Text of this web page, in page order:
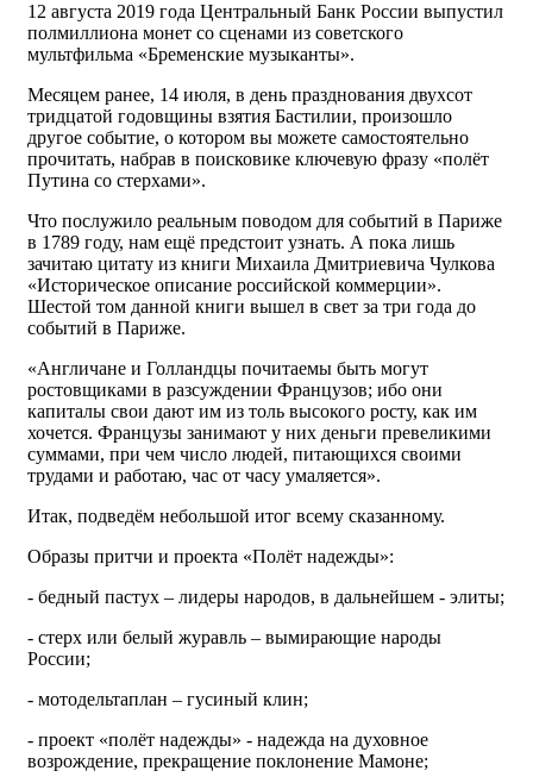
12 августа 2019 года Центральный Банк России выпустил
полмиллиона монет со сценами из советского
мультфильма «Бременские музыканты».
Месяцем ранее, 14 июля, в день празднования двухсот
тридцатой годовщины взятия Бастилии, произошло
другое событие, о котором вы можете самостоятельно
прочитать, набрав в поисковике ключевую фразу «полёт
Путина со стерхами».
Что послужило реальным поводом для событий в Париже
в 1789 году, нам ещё предстоит узнать. А пока лишь
зачитаю цитату из книги Михаила Дмитриевича Чулкова
«Историческое описание российской коммерции».
Шестой том данной книги вышел в свет за три года до
событий в Париже.
«Англичане и Голландцы почитаемы быть могут
ростовщиками в разсуждении Французов; ибо они
капиталы свои дают им из толь высокого росту, как им
хочется. Французы занимают у них деньги превеликими
суммами, при чем число людей, питающихся своими
трудами и работаю, час от часу умаляется».
Итак, подведём небольшой итог всему сказанному.
Образы притчи и проекта «Полёт надежды»:
- бедный пастух – лидеры народов, в дальнейшем - элиты;
- стерх или белый журавль – вымирающие народы
России;
- мотодельтаплан – гусиный клин;
- проект «полёт надежды» - надежда на духовное
возрождение, прекращение поклонение Мамоне;